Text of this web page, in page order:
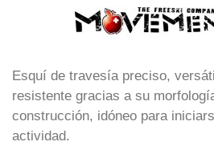
Esquí de travesía preciso,
resistente gracias a su
construcción, idóneo para
actividad.